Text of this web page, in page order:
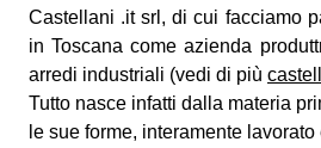
Castellani .it srl, di cui facciamo
in Toscana come azienda
arredi industriali (vedi di più
Tutto nasce infatti dalla materia
le sue forme, interamente